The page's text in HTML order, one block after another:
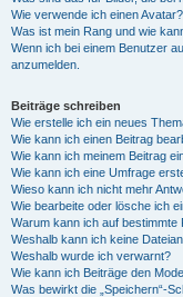
Wie verwende ich einen Avatar?
Was ist mein Rang und wie
Wenn ich bei einem Benutzer
anzumelden.
Beiträge schreiben
Wie erstelle ich ein neues
Wie kann ich einen Beitrag
Wie kann ich meinem Beitrag
Wie kann ich eine Umfrage
Wieso kann ich nicht mehr
Wie bearbeite oder lösche ich
Warum kann ich auf bestimmte
Weshalb kann ich keine
Weshalb wurde ich verwarnt?
Wie kann ich Beiträge den
Was bewirkt die „Speichern“-